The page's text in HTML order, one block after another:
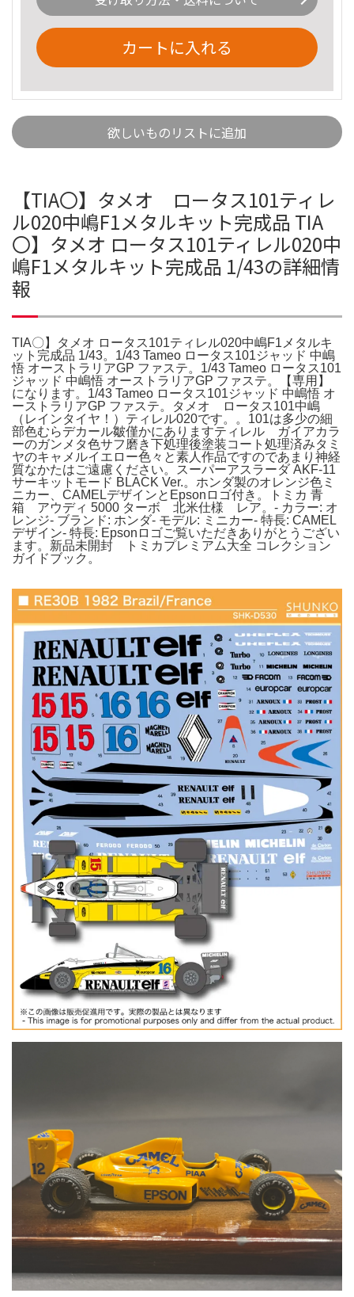
カートに入れる
欲しいものリストに追加
【TIA〇】タメオ ロータス101ティレ
ル020中嶋F1メタルキット完成品 TIA
〇】タメオ ロータス101ティレル020中
嶋F1メタルキット完成品 1/43の詳細情
報
TIA〇】タメオ ロータス101ティレル020中嶋F1メタルキ
ット完成品 1/43。1/43 Tameo ロータス101ジャッド 中嶋
悟 オーストラリアGP ファステ。1/43 Tameo ロータス101
ジャッド 中嶋悟 オーストラリアGP ファステ。【専用】
になります。1/43 Tameo ロータス101ジャッド 中嶋悟 オ
ーストラリアGP ファステ。タメオ ロータス101中嶋
（レインタイヤ！）ティレル020です。。101は多少の細
部色むらデカール皺僅かにありますティレル ガイアカラ
ーのガンメタ色サフ磨き下処理後塗装コート処理済みタミ
ヤのキャメルイエロー色々と素人作品ですのであまり神経
質なかたはご遠慮ください。スーパーアスラーダ AKF-11
サーキットモード BLACK Ver.。ホンダ製のオレンジ色ミ
ニカー、CAMELデザインとEpsonロゴ付き。トミカ 青
箱 アウディ 5000 ターボ 北米仕様 レア。- カラー: オ
レンジ- ブランド: ホンダ- モデル: ミニカー- 特長: CAMEL
デザイン- 特長: Epsonロゴご覧いただきありがとうござい
ます。新品未開封 トミカプレミアム大全 コレクション
ガイドブック。